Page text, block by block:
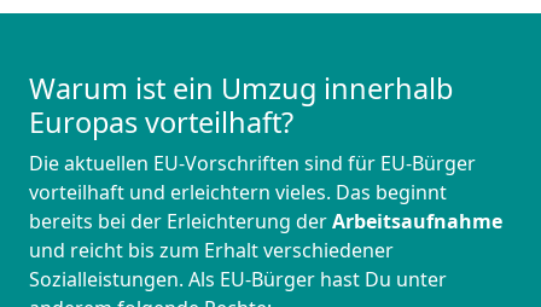
Warum ist ein Umzug innerhalb
Europas vorteilhaft?
Die aktuellen EU-Vorschriften sind für EU-Bürger
vorteilhaft und erleichtern vieles. Das beginnt
bereits bei der Erleichterung derArbeitsaufnahme
und reicht bis zum Erhalt verschiedener
Sozialleistungen. Als EU-Bürger hast Du unter